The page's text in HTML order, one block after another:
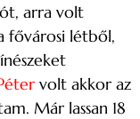
arra volt
fővárosi létből,
volt akkor az
Már lassan 18